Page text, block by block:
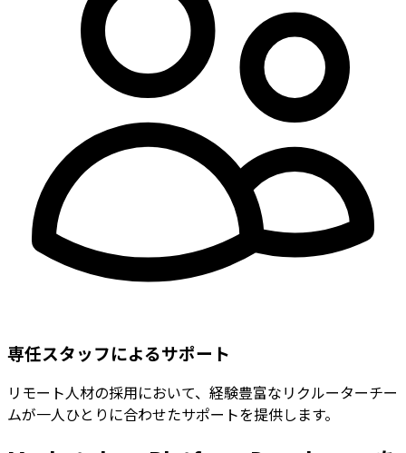
専任スタッフによるサポート
リモート人材の採用において、経験豊富なリクルーターチー
ムが一人ひとりに合わせたサポートを提供します。